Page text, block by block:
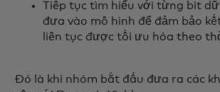
Tiếp tục tìm hiểu với từng bit
đưa vào mô hình để đảm bảo
liên tục được tối ưu hóa theo
Đó là khi nhóm bắt đầu đưa ra các